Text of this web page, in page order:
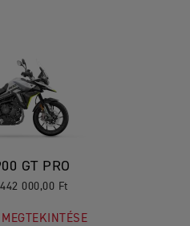
GT PRO
000,00 Ft